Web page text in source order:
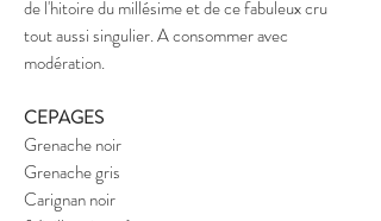
de l'hitoire du millésime et de ce fabuleux cru
tout aussi singulier. A consommer avec
modération.
CEPAGES
Grenache noir
Grenache gris
Carignan noir